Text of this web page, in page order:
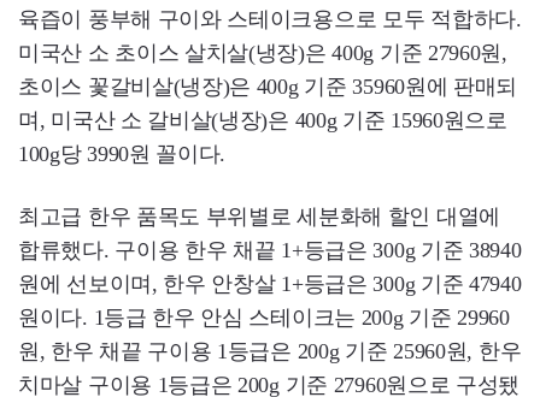
육즙이 풍부해 구이와 스테이크용으로 모두 적합하다.
미국산 소 초이스 살치살(냉장)은 400g 기준 27960원,
초이스 꽃갈비살(냉장)은 400g 기준 35960원에 판매되
며, 미국산 소 갈비살(냉장)은 400g 기준 15960원으로
100g당 3990원 꼴이다.
최고급 한우 품목도 부위별로 세분화해 할인 대열에
합류했다. 구이용 한우 채끝 1+등급은 300g 기준 38940
원에 선보이며, 한우 안창살 1+등급은 300g 기준 47940
원이다. 1등급 한우 안심 스테이크는 200g 기준 29960
원, 한우 채끝 구이용 1등급은 200g 기준 25960원, 한우
치마살 구이용 1등급은 200g 기준 27960원으로 구성됐